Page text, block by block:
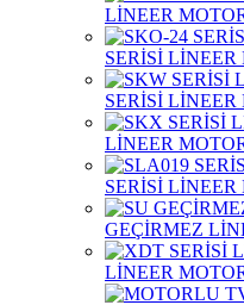
LİNEER
SERİSİ
SERİSİ
LİNEER
SERİSİ
GEÇİRMEZ
LİNEER